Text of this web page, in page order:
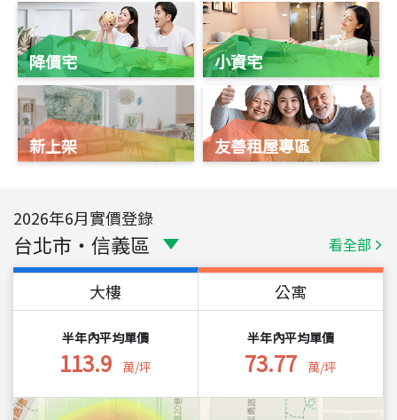
降價宅
新上架
小資宅
友善租屋專區
2026年6月實價登錄
台北市 ・ 信義區 看全部
大樓
半年內平均單價
113.9 萬/坪
公寓
半年內平均單價
73.77 萬/坪